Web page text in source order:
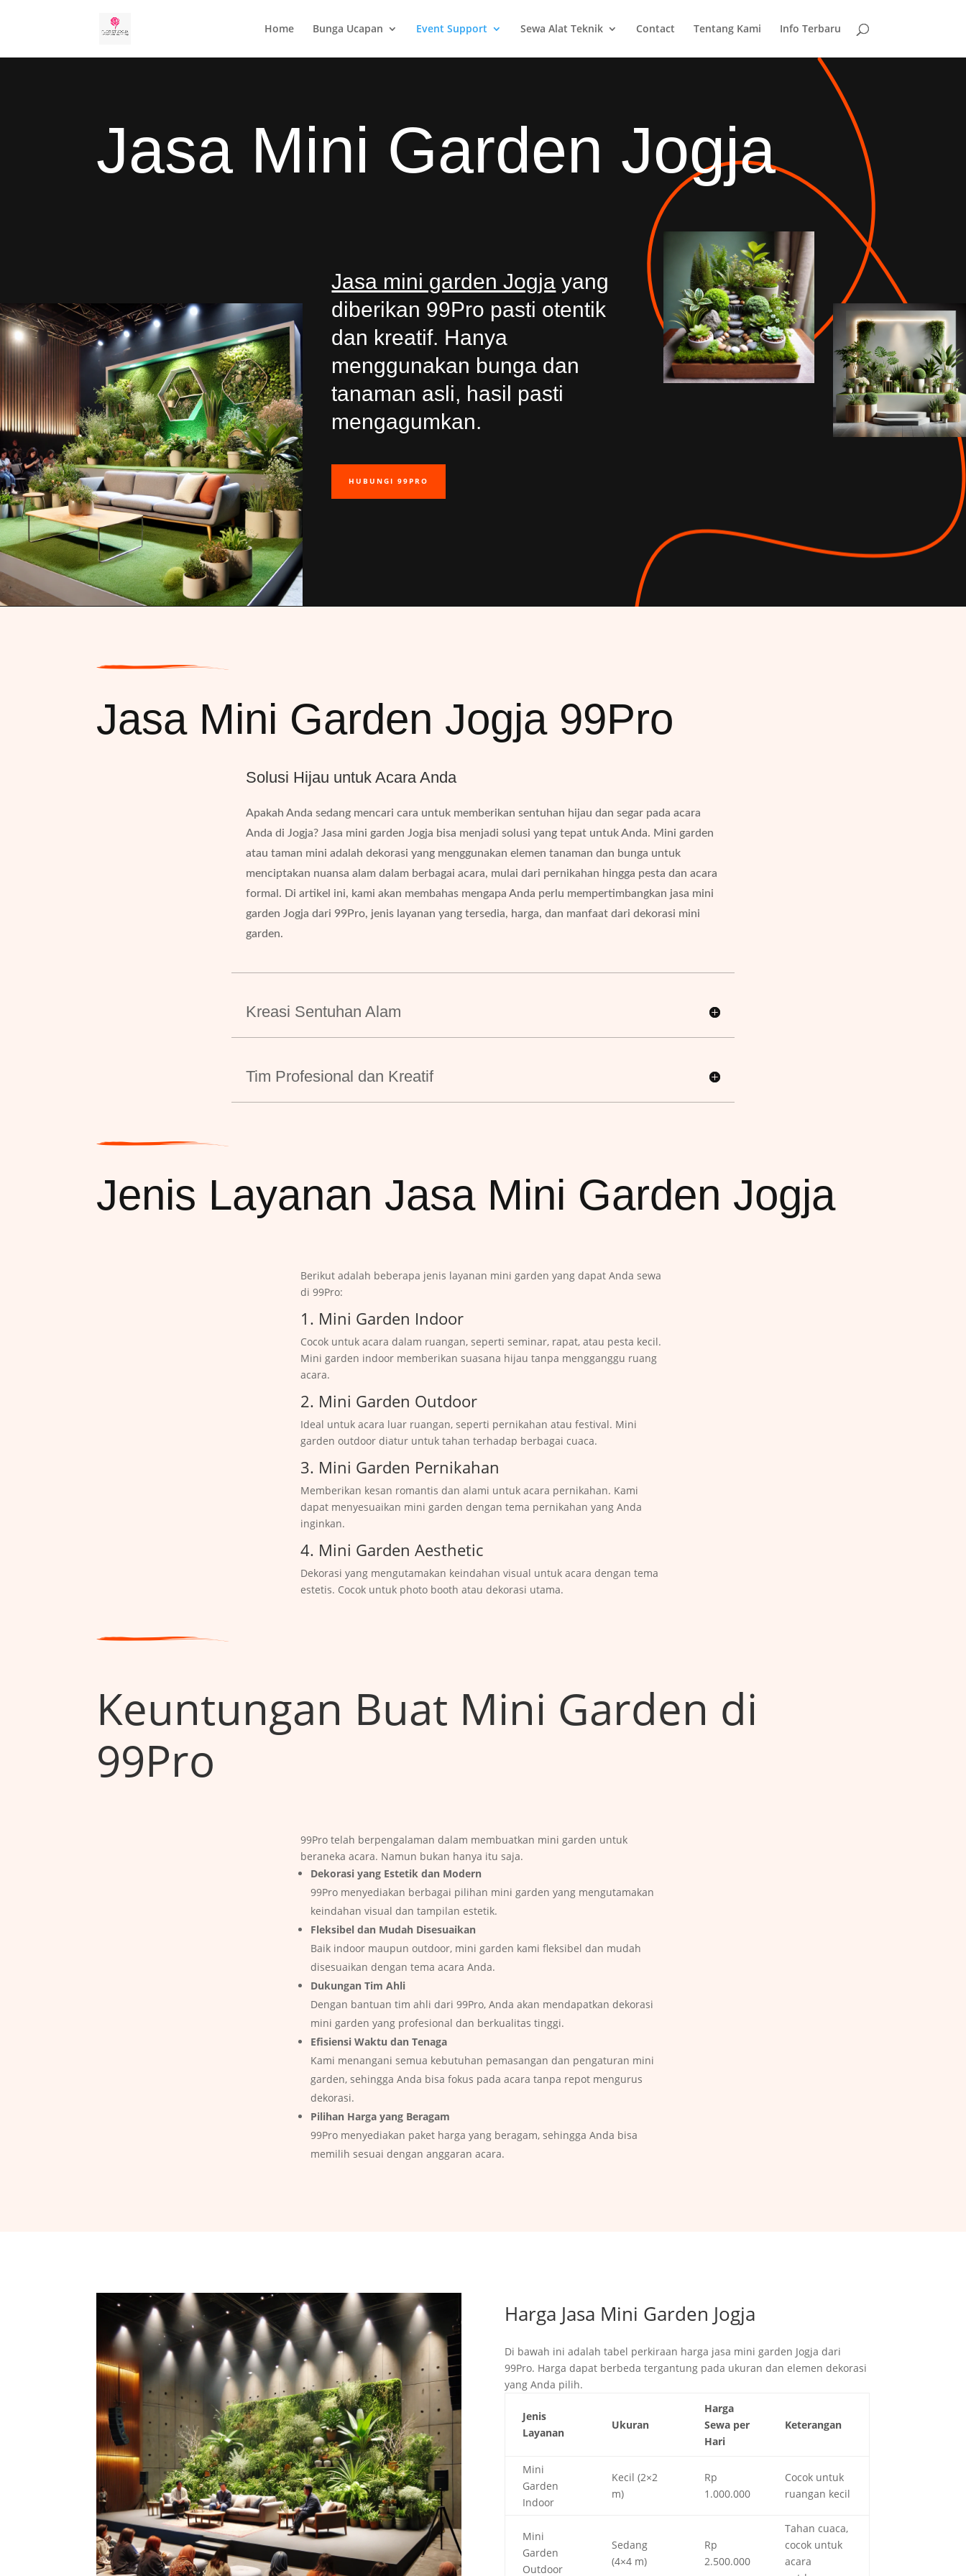
Home Bunga Ucapan Event Support Sewa Alat Teknik Contact Tentang Kami Info Terbaru
Jasa Mini Garden Jogja
Jasa mini garden Jogja yang
diberikan 99Pro pasti otentik
dan kreatif. Hanya
menggunakan bunga dan
tanaman asli, hasil pasti
mengagumkan.
HUBUNGI 99PRO
Jasa Mini Garden Jogja 99Pro
Solusi Hijau untuk Acara Anda
Apakah Anda sedang mencari cara untuk memberikan sentuhan hijau dan segar pada acara
Anda di Jogja? Jasa mini garden Jogja bisa menjadi solusi yang tepat untuk Anda. Mini garden
atau taman mini adalah dekorasi yang menggunakan elemen tanaman dan bunga untuk
menciptakan nuansa alam dalam berbagai acara, mulai dari pernikahan hingga pesta dan acara
formal. Di artikel ini, kami akan membahas mengapa Anda perlu mempertimbangkan jasa mini
garden Jogja dari 99Pro, jenis layanan yang tersedia, harga, dan manfaat dari dekorasi mini
garden.
Kreasi Sentuhan Alam
Tim Profesional dan Kreatif
Jenis Layanan Jasa Mini Garden Jogja
Berikut adalah beberapa jenis layanan mini garden yang dapat Anda sewa
di 99Pro:
1. Mini Garden Indoor
Cocok untuk acara dalam ruangan, seperti seminar, rapat, atau pesta kecil.
Mini garden indoor memberikan suasana hijau tanpa mengganggu ruang
acara.
2. Mini Garden Outdoor
Ideal untuk acara luar ruangan, seperti pernikahan atau festival. Mini
garden outdoor diatur untuk tahan terhadap berbagai cuaca.
3. Mini Garden Pernikahan
Memberikan kesan romantis dan alami untuk acara pernikahan. Kami
dapat menyesuaikan mini garden dengan tema pernikahan yang Anda
inginkan.
4. Mini Garden Aesthetic
Dekorasi yang mengutamakan keindahan visual untuk acara dengan tema
estetis. Cocok untuk photo booth atau dekorasi utama.
Keuntungan Buat Mini Garden di
99Pro
99Pro telah berpengalaman dalam membuatkan mini garden untuk
beraneka acara. Namun bukan hanya itu saja.
Dekorasi yang Estetik dan Modern
99Pro menyediakan berbagai pilihan mini garden yang mengutamakan
keindahan visual dan tampilan estetik.
Fleksibel dan Mudah Disesuaikan
Baik indoor maupun outdoor, mini garden kami fleksibel dan mudah
disesuaikan dengan tema acara Anda.
Dukungan Tim Ahli
Dengan bantuan tim ahli dari 99Pro, Anda akan mendapatkan dekorasi
mini garden yang profesional dan berkualitas tinggi.
Efisiensi Waktu dan Tenaga
Kami menangani semua kebutuhan pemasangan dan pengaturan mini
garden, sehingga Anda bisa fokus pada acara tanpa repot mengurus
dekorasi.
Pilihan Harga yang Beragam
99Pro menyediakan paket harga yang beragam, sehingga Anda bisa
memilih sesuai dengan anggaran acara.
Harga Jasa Mini Garden Jogja
Di bawah ini adalah tabel perkiraan harga jasa mini garden Jogja dari
99Pro. Harga dapat berbeda tergantung pada ukuran dan elemen dekorasi
yang Anda pilih.
Jenis
Layanan
Ukuran
Harga
Sewa per
Hari
Keterangan
Mini
Garden
Indoor
Kecil (2×2
m)
Rp
1.000.000
Cocok untuk
ruangan kecil
Mini
Garden
Outdoor
Sedang
(4×4 m)
Rp
2.500.000
Tahan cuaca,
cocok untuk
acara